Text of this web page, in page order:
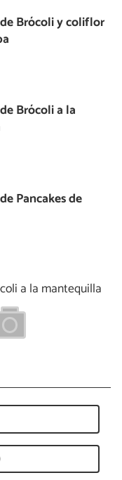
Brócoli y coliflor
Brócoli a la
Pancakes de
a la mantequilla